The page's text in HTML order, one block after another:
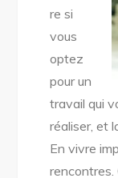
re si
vous
optez
pour un
travail qui
réaliser, et
En vivre